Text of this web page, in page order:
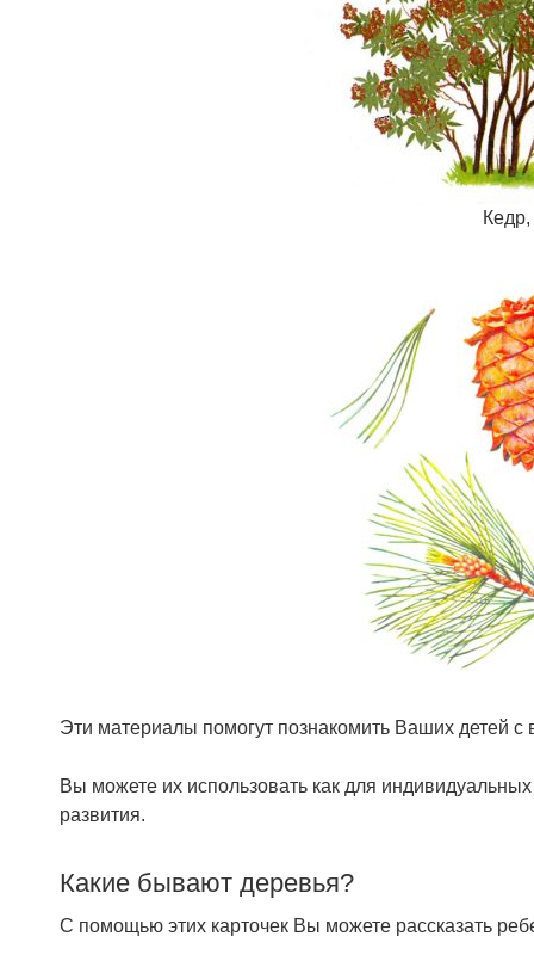
Эти материалы помогут познакомить Ваших детей с
Вы можете их использовать как для
развития.
Какие бывают деревья?
С помощью этих карточек Вы можете рассказать